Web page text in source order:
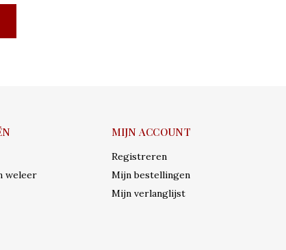
weleer
MIJN ACCOUNT
Registreren
Mijn bestellingen
Mijn verlanglijst